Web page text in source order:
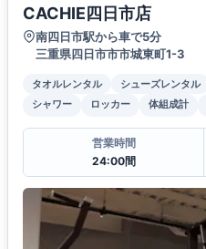
CACHIE四日市店
南四日市駅から車で5分
三重県四日市市市城東町1-3
タオルレンタル シューズレンタル
シャワー
ロッカー 体組成計
営業時間
24:00間